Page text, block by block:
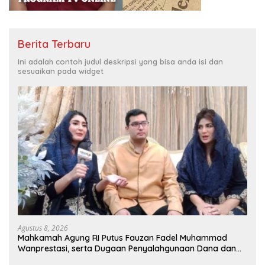
Berita Terbaru
Ini adalah contoh judul deskripsi yang bisa anda isi dan
sesuaikan pada widget
Agustus 8, 2026
Mahkamah Agung RI Putus Fauzan Fadel Muhammad
Wanprestasi, serta Dugaan Penyalahgunaan Dana dan